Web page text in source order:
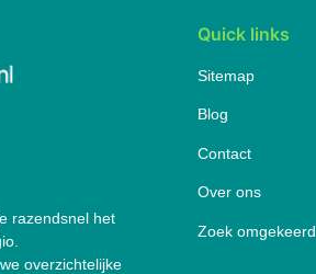
razendsnel het
overzichtelijke
Quick links
Sitemap
Blog
Contact
Over ons
Zoek omgekeerd